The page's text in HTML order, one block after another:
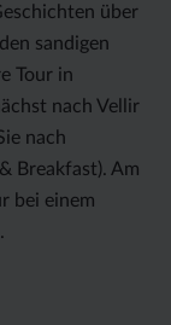
über
sandigen
Tour in
nach Vellir
nach
Breakfast). Am
bei einem